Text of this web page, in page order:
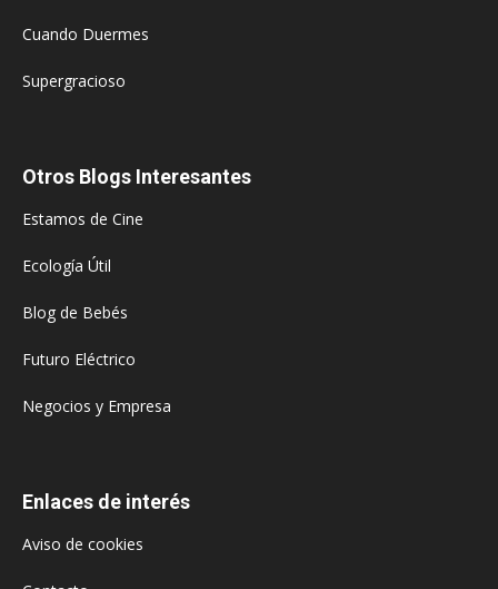
Cuando Duermes
Supergracioso
Otros Blogs Interesantes
Estamos de Cine
Ecología Útil
Blog de Bebés
Futuro Eléctrico
Negocios y Empresa
Enlaces de interés
Aviso de cookies